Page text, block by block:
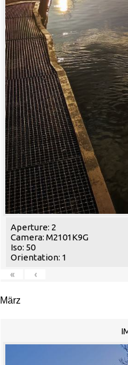
Aperture: 2
Camera: M2101K9G
Iso: 50
Orientation: 1
«
‹
März